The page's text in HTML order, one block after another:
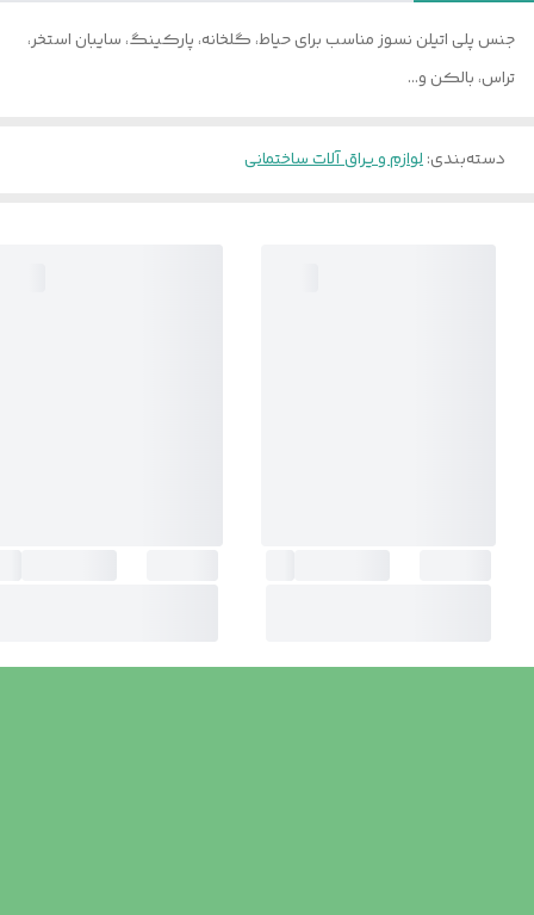
جنس پلی اتیلن نسوز مناسب برای حیاط، گلخانه، پارکینگ، سایبان استخر،
تراس، بالکن و...
دسته‌بندی:لوازم و یراق آلات ساختمانی